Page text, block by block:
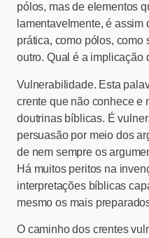
pólos, mas de elementos
lamentavelmente, é
prática, como pólos, como
outro. Qual é a implicação
Vulnerabilidade. Esta
crente que não conhece e
doutrinas bíblicas. É
persuasão por meio dos
de nem sempre os
Há muitos peritos na
interpretações bíblicas
mesmo os mais
O caminho dos crentes